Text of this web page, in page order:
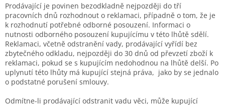
Prodávající je povinen bezodkladně nejpozději do tří
pracovních dnů rozhodnout o reklamaci, případně o tom, že je
k rozhodnutí potřebné odborné posouzení. Informaci o
nutnosti odborného posouzení kupujícímu v této lhůtě sdělí.
Reklamaci, včetně odstranění vady, prodávající vyřídí bez
zbytečného odkladu, nejpozději do 30 dnů od převzetí zboží k
reklamaci, pokud se s kupujícím nedohodnou na lhůtě delší. Po
uplynutí této lhůty má kupující stejná práva, jako by se jednalo
o podstatné porušení smlouvy.
Odmítne-li prodávající odstranit vadu věci, může kupující